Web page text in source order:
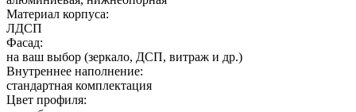
Материал корпуса:
ЛДСП
Фасад:
на ваш выбор (зеркало, ДСП, витраж и др.)
Внутреннее наполнение:
стандартная комплектация
Цвет профиля: